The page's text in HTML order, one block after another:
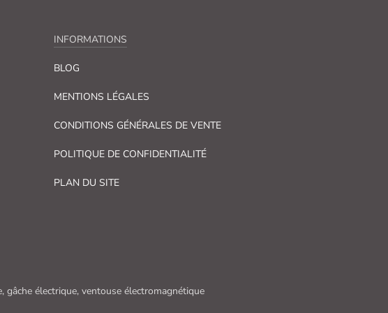
INFORMATIONS
BLOG
MENTIONS LÉGALES
CONDITIONS GÉNÉRALES DE VENTE
POLITIQUE DE CONFIDENTIALITÉ
PLAN DU SITE
gâche électrique, ventouse électromagnétique